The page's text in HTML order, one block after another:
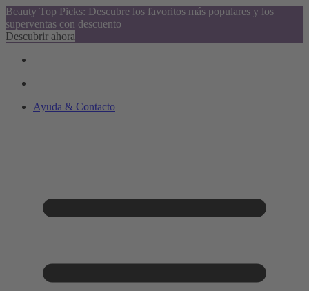
Beauty Top Picks: Descubre los favoritos más populares y los
superventas con descuento
Descubrir ahora
Ayuda & Contacto